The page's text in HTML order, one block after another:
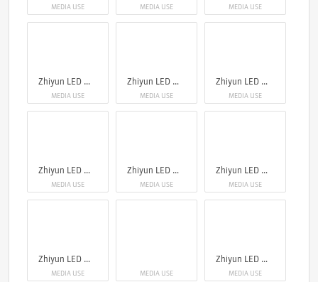
MEDIA USE MEDIA USE MEDIA USE
Zhiyun LED Molus X60
MEDIA USE
Zhiyun LED Molus X60
MEDIA USE
Zhiyun LED Molus X60
MEDIA USE
Zhiyun LED Molus X60
MEDIA USE
Zhiyun LED Molus X60
MEDIA USE
Zhiyun LED Molus X60
MEDIA USE
Zhiyun LED Molus X60
MEDIA USE MEDIA USE
Zhiyun LED Molus X60
MEDIA USE